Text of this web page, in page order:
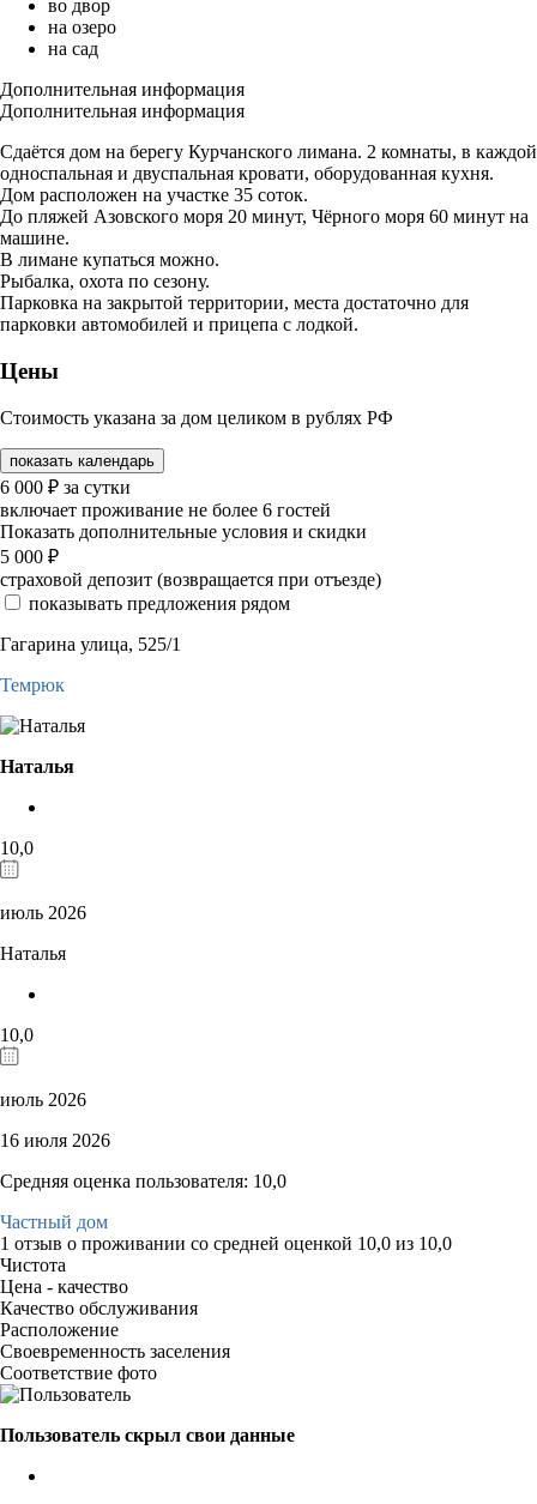
во двор
на озеро
на сад
Дополнительная информация
Дополнительная информация
Сдаётся дом на берегу Курчанского лимана. 2 комнаты, в каждой
односпальная и двуспальная кровати, оборудованная кухня.
Дом расположен на участке 35 соток.
До пляжей Азовского моря 20 минут, Чёрного моря 60 минут на
машине.
В лимане купаться можно.
Рыбалка, охота по сезону.
Парковка на закрытой территории, места достаточно для
парковки автомобилей и прицепа с лодкой.
Цены
Стоимость указана за дом целиком в рублях РФ
показать календарь
6 000 ₽ за сутки
включает проживание не более 6 гостей
Показать дополнительные условия и скидки
5 000 ₽
страховой депозит (возвращается при отъезде)
показывать предложения рядом
Гагарина улица, 525/1
Темрюк
Наталья
10,0
июль 2026
Наталья
10,0
июль 2026
16 июля 2026
Средняя оценка пользователя: 10,0
Частный дом
1 отзыв о проживании со средней оценкой 10,0 из 10,0
Чистота
Цена - качество
Качество обслуживания
Расположение
Своевременность заселения
Соответствие фото
Пользователь скрыл свои данные